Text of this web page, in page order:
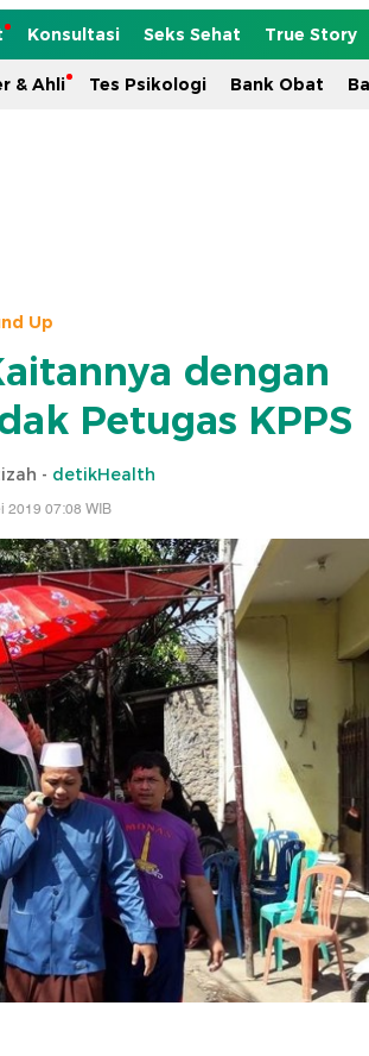
Konsultasi Seks Sehat True Story
& Ahli Tes Psikologi Bank Obat
Up
dengan
Petugas KPPS
- detikHealth
2019 07:08 WIB